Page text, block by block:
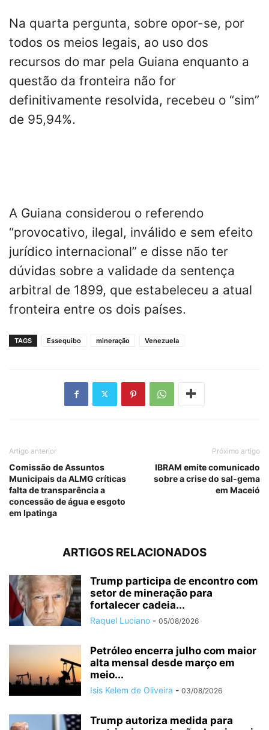
Na quarta pergunta, sobre opor-se, por
todos os meios legais, ao uso dos
recursos do mar pela Guiana enquanto a
questão da fronteira não for
definitivamente resolvida, recebeu o “sim”
de 95,94%.
A Guiana considerou o referendo
“provocativo, ilegal, inválido e sem efeito
jurídico internacional” e disse não ter
dúvidas sobre a validade da sentença
arbitral de 1899, que estabeleceu a atual
fronteira entre os dois países.
TAGS Essequibo mineração Venezuela
Artigo anterior
Comissão de Assuntos
Municipais da ALMG críticas
falta de transparência a
concessão de água e esgoto
em Ipatinga
Próximo artigo
IBRAM emite comunicado
sobre a crise do sal-gema
em Maceió
ARTIGOS RELACIONADOS
Trump participa de encontro com
setor de mineração para
fortalecer cadeia...
Raquel Luciano - 05/08/2026
Petróleo encerra julho com maior
alta mensal desde março em
meio...
Isis Kelem de Oliveira - 03/08/2026
Trump autoriza medida para